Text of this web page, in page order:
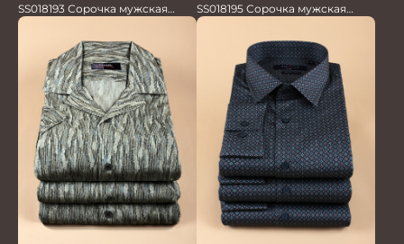
SS018193 Сорочка мужская
GROSTYLE PRIME
SS018195 Сорочка мужская
GROSTYLE PRIME